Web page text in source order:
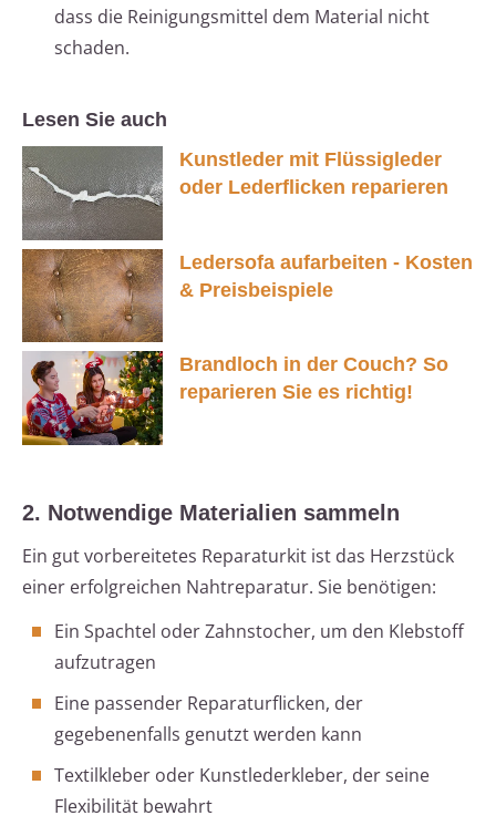
dass die Reinigungsmittel dem Material nicht
schaden.
Lesen Sie auch
Kunstleder mit Flüssigleder
oder Lederflicken reparieren
Ledersofa aufarbeiten - Kosten
& Preisbeispiele
Brandloch in der Couch? So
reparieren Sie es richtig!
2. Notwendige Materialien sammeln
Ein gut vorbereitetes Reparaturkit ist das Herzstück
einer erfolgreichen Nahtreparatur. Sie benötigen:
Ein Spachtel oder Zahnstocher, um den Klebstoff
aufzutragen
Eine passender Reparaturflicken, der
gegebenenfalls genutzt werden kann
Textilkleber oder Kunstlederkleber, der seine
Flexibilität bewahrt